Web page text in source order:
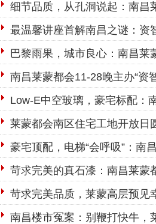
细节品质，从孔洞说起：南昌
最温馨讲座首解南昌之谜：资
巴黎雨果，城市良心：南昌莱
南昌莱蒙都会11-28晚主办“资
Low-E中空玻璃，豪宅标配：
莱蒙都会南区住宅工地开放日
豪宅顶配，电梯“会呼吸”：南
苛求完美的真石漆：南昌莱蒙
苛求完美品质，莱蒙高层预见
南昌楼市冤案：别鞭打快牛，